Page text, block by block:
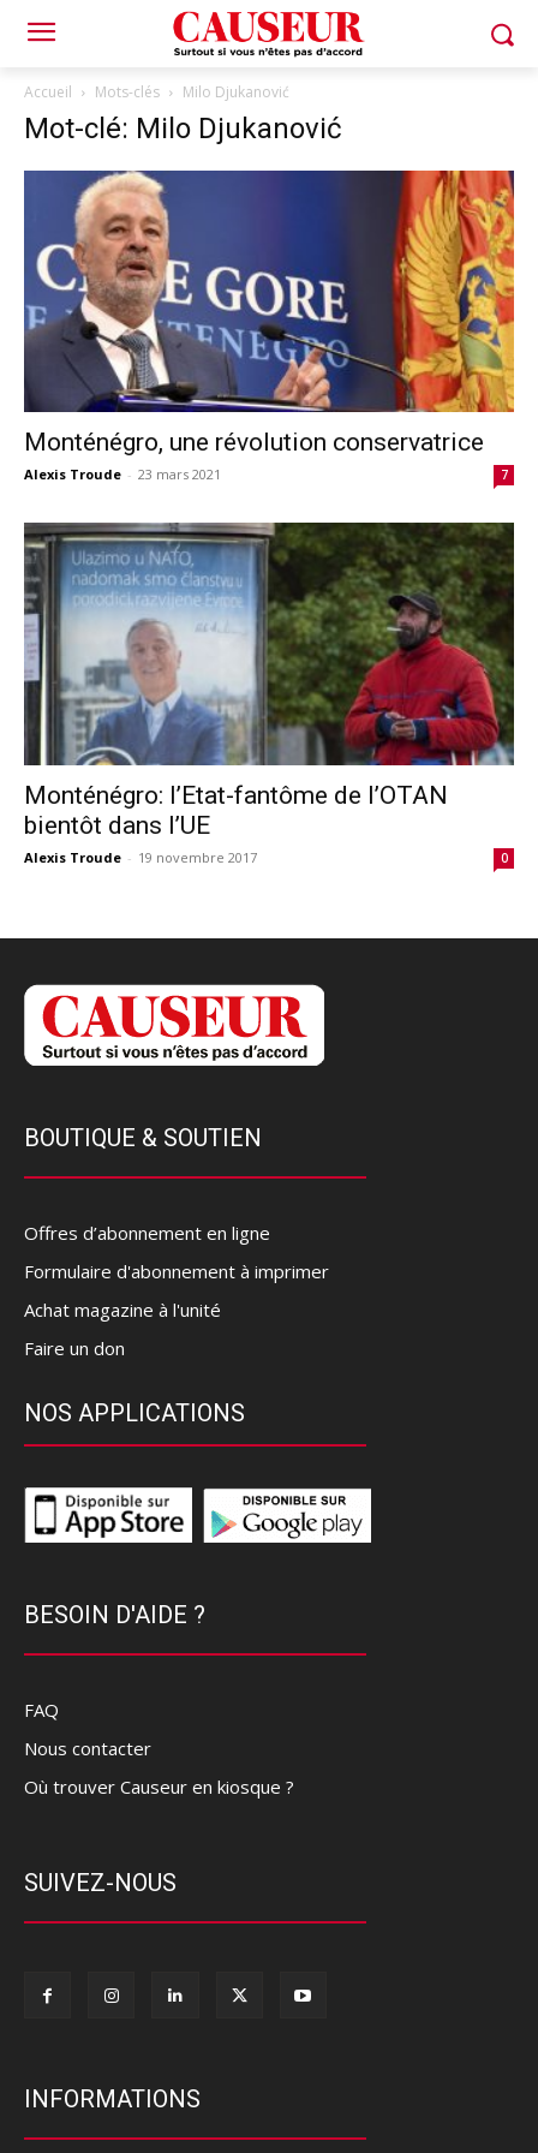
Accueil Mots-clés Milo Djukanović
Mot-clé: Milo Djukanović
Monténégro, une révolution conservatrice
Alexis Troude - 23 mars 2021 7
Monténégro: l’Etat-fantôme de l’OTAN
bientôt dans l’UE
Alexis Troude - 19 novembre 2017 0
BOUTIQUE & SOUTIEN
Offres d’abonnement en ligne
Formulaire d'abonnement à imprimer
Achat magazine à l'unité
Faire un don
NOS APPLICATIONS
BESOIN D'AIDE ?
FAQ
Nous contacter
Où trouver Causeur en kiosque ?
SUIVEZ-NOUS
INFORMATIONS